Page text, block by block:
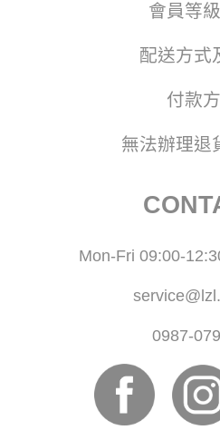
會員等
配送方式
付款
無法辦理退
Mon-Fri 09:00-
0987-